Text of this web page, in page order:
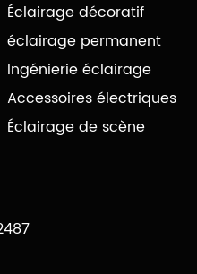
Éclairage décoratif
éclairage permanent
Ingénierie éclairage
Accessoires électriques
Éclairage de scène